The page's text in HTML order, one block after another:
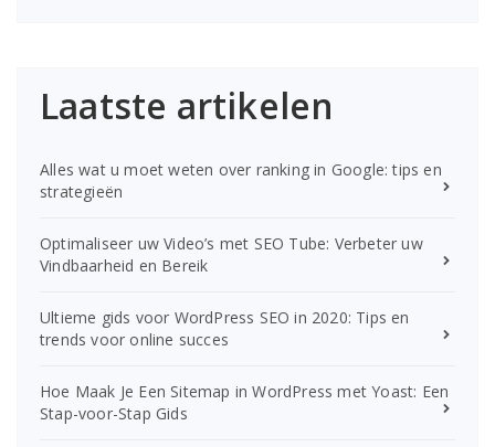
Laatste artikelen
Alles wat u moet weten over ranking in Google: tips en
strategieën
Optimaliseer uw Video’s met SEO Tube: Verbeter uw
Vindbaarheid en Bereik
Ultieme gids voor WordPress SEO in 2020: Tips en
trends voor online succes
Hoe Maak Je Een Sitemap in WordPress met Yoast: Een
Stap-voor-Stap Gids